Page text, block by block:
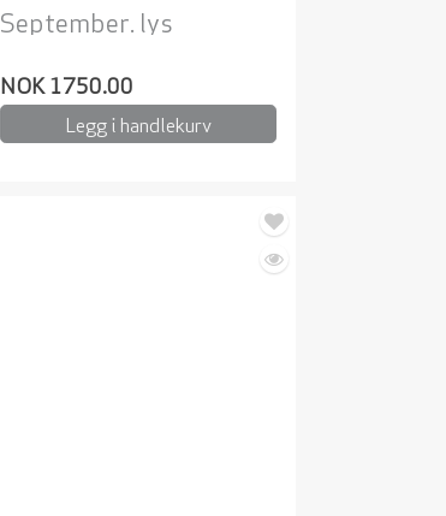
September. lys
NOK 1750.00
Legg i handlekurv